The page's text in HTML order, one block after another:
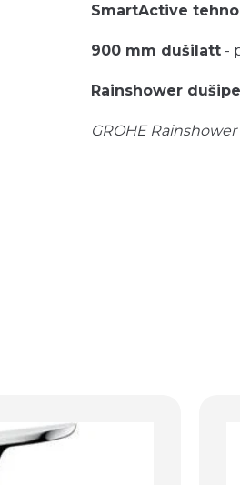
SmartActive
900 mm dušilatt -
Rainshower
GROHE